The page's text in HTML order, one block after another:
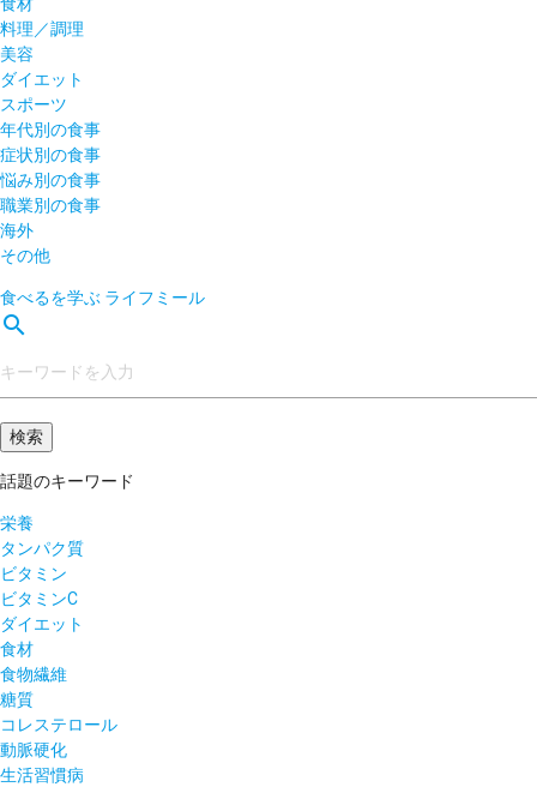
料理／調理
美容
ダイエット
スポーツ
年代別の食事
症状別の食事
悩み別の食事
職業別の食事
海外
その他
食べるを学ぶ ライフミール
search
話題のキーワード
栄養
タンパク質
ビタミン
ビタミンC
ダイエット
食材
食物繊維
糖質
コレステロール
動脈硬化
生活習慣病